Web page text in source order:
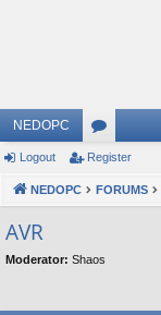
NEDOPC
or
u
s
Logout Register
NEDOPC FORUMS
AVR
Moderator: Shaos